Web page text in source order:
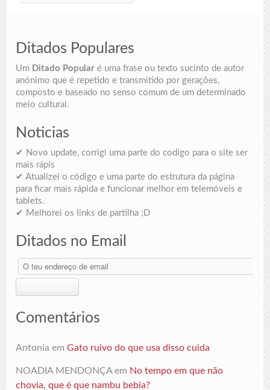
Ditados Populares
Um Ditado Popular é uma frase ou texto sucinto de autor
anónimo que é repetido e transmitido por gerações,
composto e baseado no senso comum de um determinado
meio cultural.
Noticias
✔ Novo update, corrigi uma parte do codigo para o site ser
mais rápis
✔ Atualizei o código e uma parte do estrutura da página
para ficar mais rápida e funcionar melhor em telemóveis e
tablets.
✔ Melhorei os links de partilha ;D
Ditados no Email
O
teu
de
email
Comentários
Antonia emGato ruivo do que usa disso cuida
NOADIA MENDONÇAem No tempo em que não
chovia, que é que nambu bebia?